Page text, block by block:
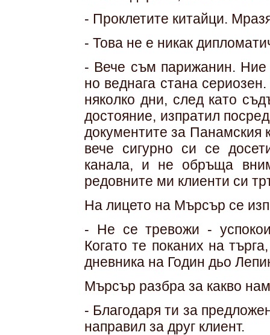
- Проклетите китайци.
- Това не е никак
- Вече съм парижанин.
но веднага стана
няколко дни, след като
достояние, изпратил
документите за Панамския
вече сигурно си се
канала, и не обръща
редовните ми клиенти си
На лицето на Мърсър се
- Не се тревожи -
Когато те поканих на
дневника на Годин дьо
Мърсър разбра за какво
- Благодаря ти за
направил за друг клиент.